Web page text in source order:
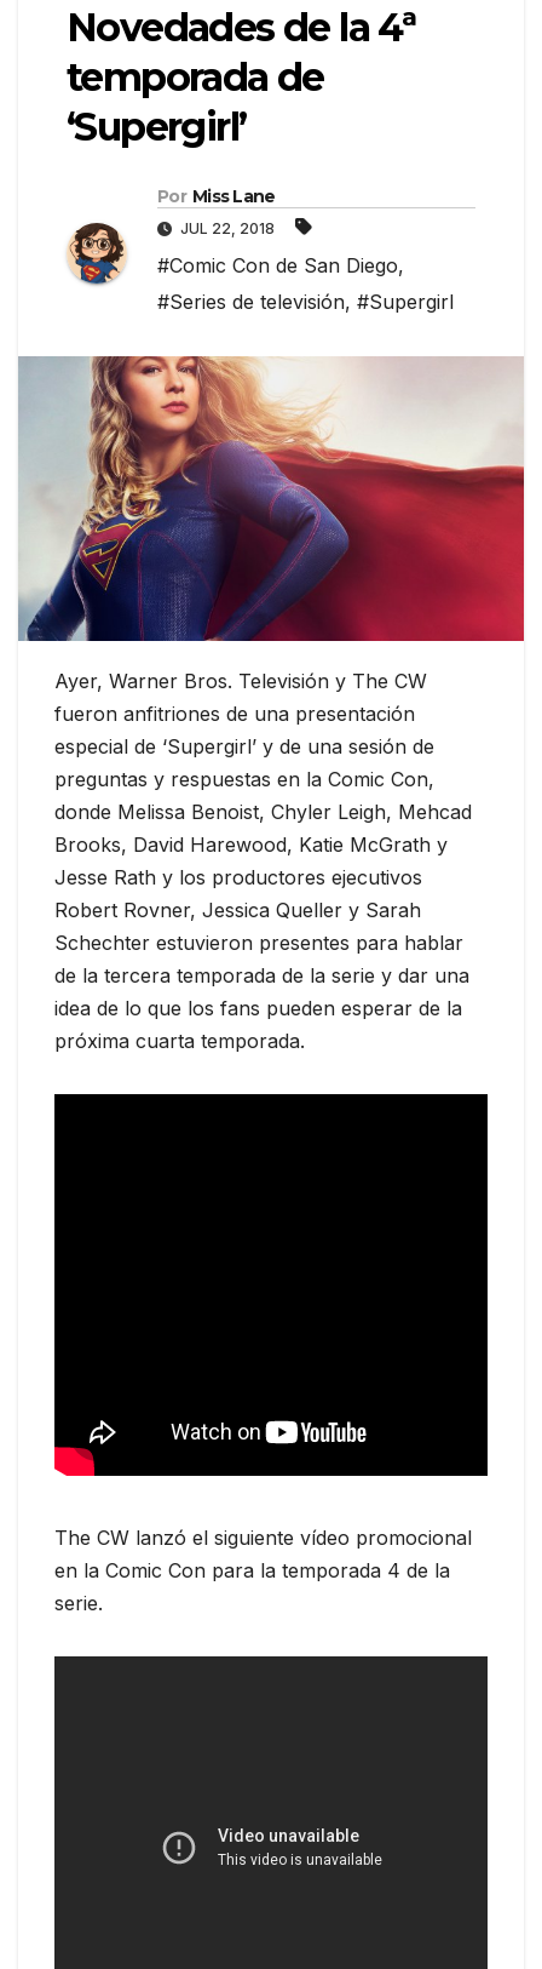
Novedades de la 4ª
temporada de
‘Supergirl’
Por Miss Lane
JUL 22, 2018
#Comic Con de San Diego,
#Series de televisión, #Supergirl
Ayer, Warner Bros. Televisión y The CW
fueron anfitriones de una presentación
especial de ‘Supergirl’ y de una sesión de
preguntas y respuestas en la Comic Con,
donde Melissa Benoist, Chyler Leigh, Mehcad
Brooks, David Harewood, Katie McGrath y
Jesse Rath y los productores ejecutivos
Robert Rovner, Jessica Queller y Sarah
Schechter estuvieron presentes para hablar
de la tercera temporada de la serie y dar una
idea de lo que los fans pueden esperar de la
próxima cuarta temporada.
The CW lanzó el siguiente vídeo promocional
en la Comic Con para la temporada 4 de la
serie.